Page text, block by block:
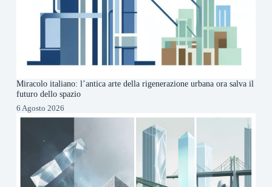
Miracolo italiano: l’antica arte della rigenerazione urbana ora salva il
futuro dello spazio
6 Agosto 2026